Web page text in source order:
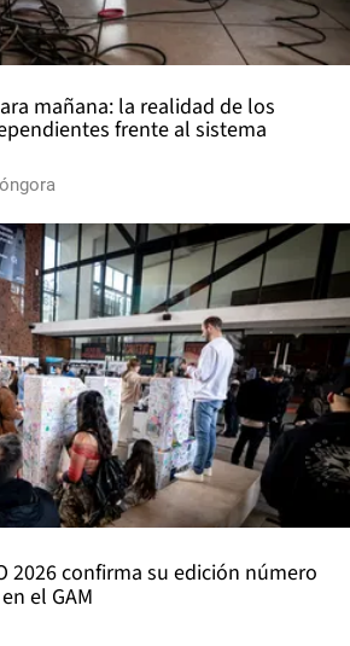
mañana: la realidad de los
frente al sistema
2026 confirma su edición número
el GAM